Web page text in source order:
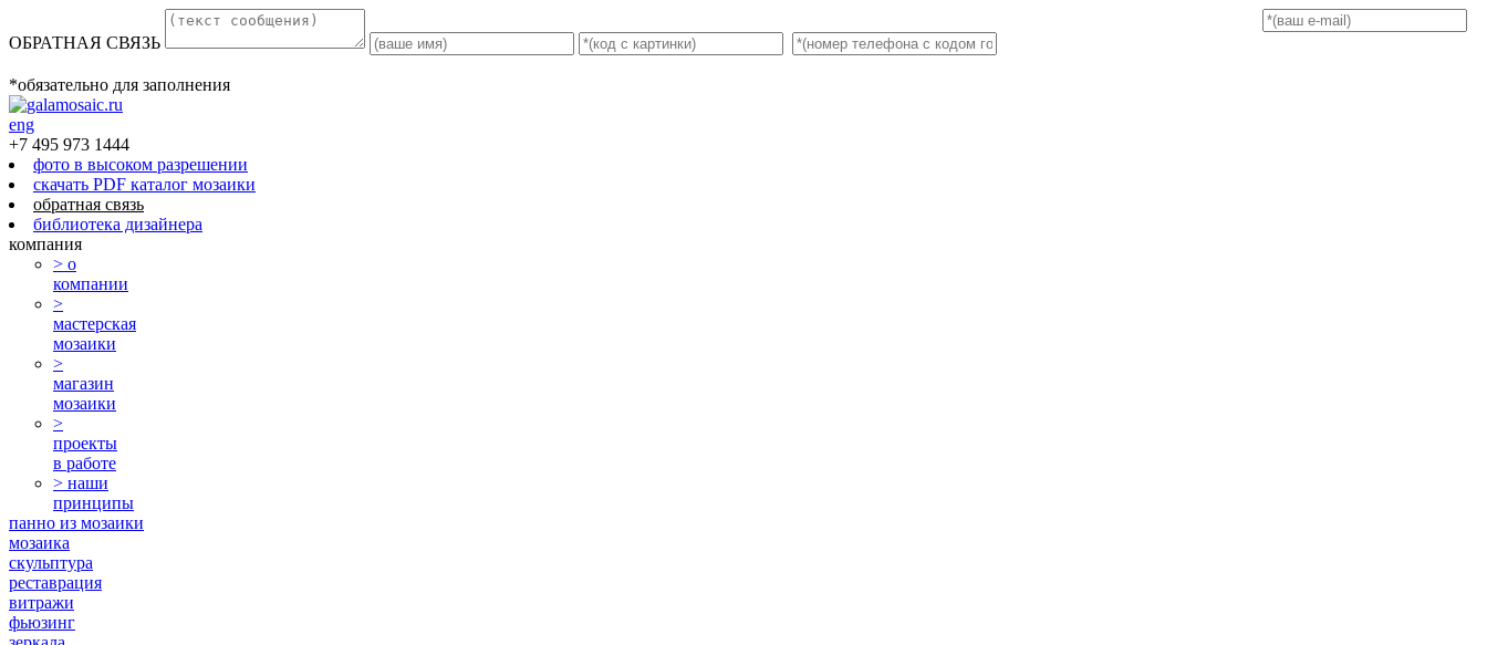
ОБРАТНАЯ СВЯЗЬ
*обязательно для заполнения
eng
+7 495 973 1444
фото в высоком разрешении
скачать PDF каталог мозаики
обратная связь
библиотека дизайнера
компания
> о
компании
>
мастерская
мозаики
>
магазин
мозаики
>
проекты
в работе
> наши
принципы
панно из мозаики
мозаика
скульптура
реставрация
витражи
фьюзинг